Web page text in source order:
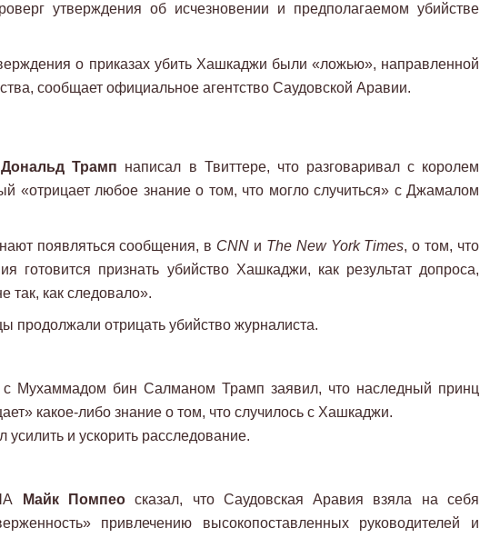
утверждения об исчезновении и предполагаемом убийстве
о приказах убить Хашкаджи были «ложью», направленной
сообщает официальное агентство Саудовской Аравии.
Дональд Трамп написал в Твиттере, что разговаривал с королем
«отрицает любое знание о том, что могло случиться» с Джамалом
появляться сообщения, в CNN и The New York Times, о том, что
готовится признать убийство Хашкаджи, как результат допроса,
так, как следовало».
продолжали отрицать убийство журналиста.
с Мухаммадом бин Салманом Трамп заявил, что наследный принц
какое-либо знание о том, что случилось с Хашкаджи.
и ускорить расследование.
Майк Помпеосказал, что Саудовская Аравия взяла на себя
привлечению высокопоставленных руководителей и